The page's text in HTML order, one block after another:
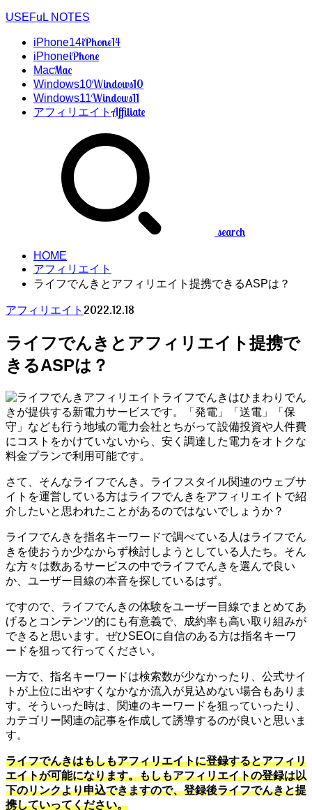
USEFuL NOTES
iPhone14iPhone14
iPhoneiPhone
MacMac
Windows10Windows10
Windows11Windows11
アフィリエイトAffiliate
search
HOME
アフィリエイト
ライフでんきとアフィリエイト提携できるASPは？
アフィリエイト 2022.12.18
ライフでんきとアフィリエイト提携で
きるASPは？
ライフでんきはひまわりでん
きが提供する新電力サービスです。「発電」「送電」「保
守」なども行う地域の電力会社とちがって設備投資や人件費
にコストをかけていないから、安く調達した電力をオトクな
料金プランで利用可能です。
さて、そんなライフでんき。ライフスタイル関連のウェブサ
イトを運営している方はライフでんきをアフィリエイトで紹
介したいと思われたことがあるのではないでしょうか？
ライフでんきを指名キーワードで調べている人はライフでん
きを使おうか少なからず検討しようとしている人たち。そん
な方々は数あるサービスの中でライフでんきを選んで良い
か、ユーザー目線の本音を探しているはず。
ですので、ライフでんきの体験をユーザー目線でまとめてあ
げるとコンテンツ的にも有意義で、成約率も高い取り組みが
できると思います。ぜひSEOに自信のある方は指名キーワ
ードを狙って行ってください。
一方で、指名キーワードは検索数が少なかったり、公式サイ
トが上位に出やすくなかなか流入が見込めない場合もありま
す。そういった時は、関連のキーワードを狙っていったり、
カテゴリー関連の記事を作成して誘導するのが良いと思いま
す。
ライフでんきはもしもアフィリエイトに登録するとアフィリ
エイトが可能になります。もしもアフィリエイトの登録は以
下のリンクより申込できますので、登録後ライフでんきと提
携していってください。